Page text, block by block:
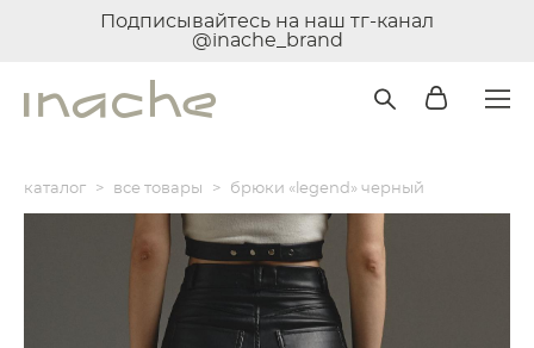
Подписывайтесь на наш тг-канал
@inache_brand
каталог > все товары > брюки «legend» черный